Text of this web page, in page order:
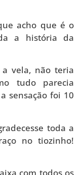
acho que é o
a história da
vela, não teria
tudo parecia
sensação foi 10
toda a
no tiozinho!